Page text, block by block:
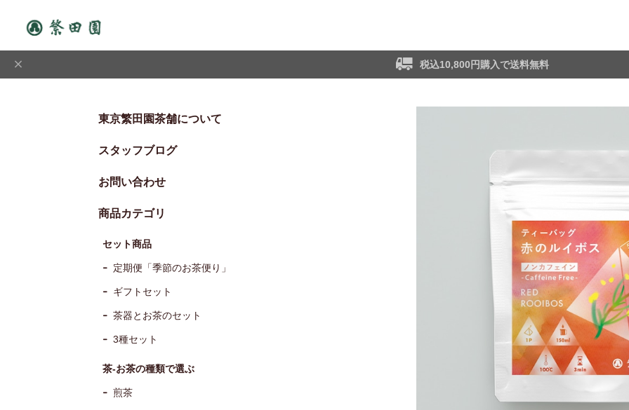
税込10,800円購入で送料無料
東京繁田園茶舗について
スタッフブログ
お問い合わせ
商品カテゴリ
セット商品
定期便「季節のお茶便り」
ギフトセット
茶器とお茶のセット
3種セット
茶-お茶の種類で選ぶ
煎茶